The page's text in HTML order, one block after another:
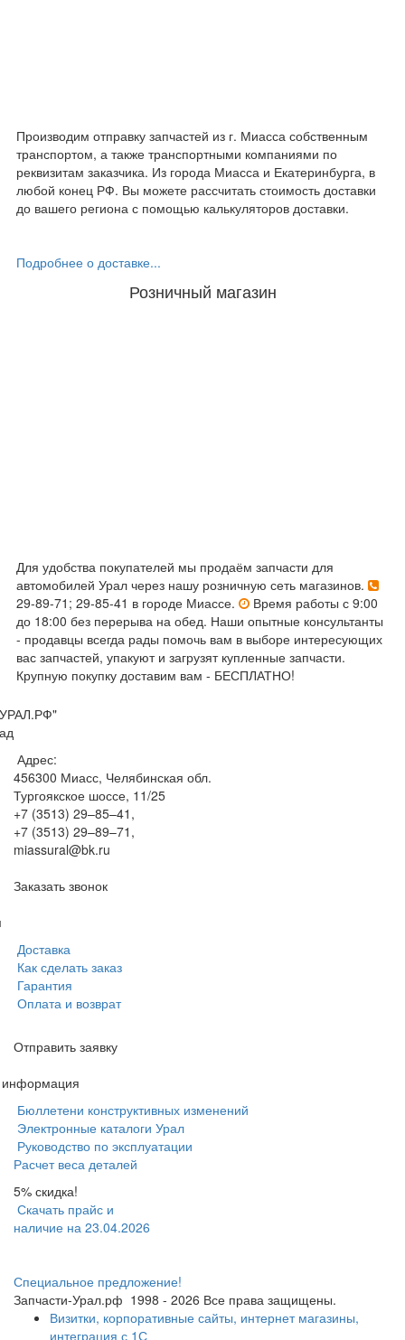
Производим отправку запчастей из г. Миасса собственным
транспортом, а также транспортными компаниями по
реквизитам заказчика. Из города Миасса и Екатеринбурга, в
любой конец РФ. Вы можете рассчитать стоимость доставки
до вашего региона с помощью калькуляторов доставки.
Подробнее о доставке...
Розничный магазин
Для удобства покупателей мы продаём запчасти для
автомобилей Урал через нашу розничную сеть магазинов.
29-89-71; 29-85-41 в городе Миассе.
Время работы с 9:00
до 18:00 без перерыва на обед. Наши опытные консультанты
- продавцы всегда рады помочь вам в выборе интересующих
вас запчастей, упакуют и загрузят купленные запчасти.
Крупную покупку доставим вам - БЕСПЛАТНО!
Адрес:
456300 Миасс, Челябинская обл.
Тургоякское шоссе, 11/25
+7 (3513) 29–85–41 ,
+7 (3513) 29–89–71 ,
miassural@bk.ru
Заказать звонок
Доставка
Как сделать заказ
Гарантия
Оплата и возврат
Отправить заявку
информация
Бюллетени конструктивных изменений
Электронные каталоги Урал
Руководство по эксплуатации
Расчет веса деталей
5% скидка!
Скачать прайс и
наличие на 23.04.2026
Специальное предложение!
Запчасти-Урал.рф 1998 - 2026 Все права защищены.
Визитки, корпоративные сайты, интернет магазины,
интеграция с 1С